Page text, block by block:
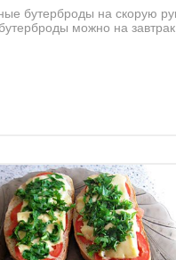
бутерброды на скорую
можно на